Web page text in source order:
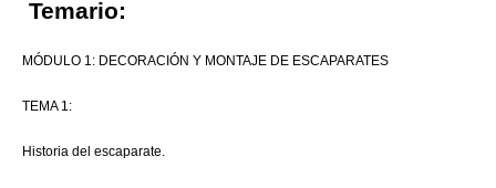
Temario:
MÓDULO 1: DECORACIÓN Y MONTAJE DE ESCAPARATES
TEMA 1:
Historia del escaparate.